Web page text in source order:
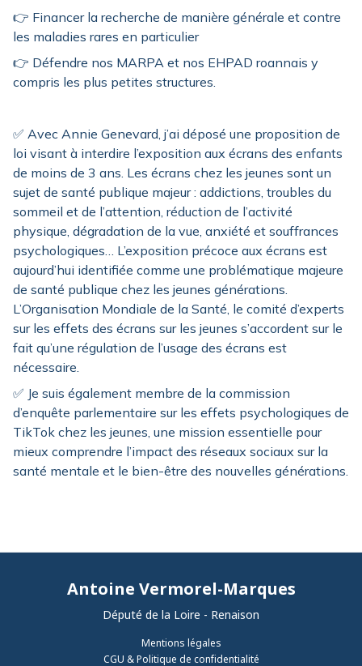
👉 Financer la recherche de manière générale et contre
les maladies rares en particulier
👉 Défendre nos MARPA et nos EHPAD roannais y
compris les plus petites structures.
✅ Avec Annie Genevard, j’ai déposé une proposition de
loi visant à interdire l’exposition aux écrans des enfants
de moins de 3 ans. Les écrans chez les jeunes sont un
sujet de santé publique majeur : addictions, troubles du
sommeil et de l’attention, réduction de l’activité
physique, dégradation de la vue, anxiété et souffrances
psychologiques… L’exposition précoce aux écrans est
aujourd’hui identifiée comme une problématique majeure
de santé publique chez les jeunes générations.
L’Organisation Mondiale de la Santé, le comité d’experts
sur les effets des écrans sur les jeunes s’accordent sur le
fait qu’une régulation de l’usage des écrans est
nécessaire.
✅ Je suis également membre de la commission
d’enquête parlementaire sur les effets psychologiques de
TikTok chez les jeunes, une mission essentielle pour
mieux comprendre l’impact des réseaux sociaux sur la
santé mentale et le bien-être des nouvelles générations.
Antoine Vermorel-Marques
Député de la Loire - Renaison
Mentions légales
CGU & Politique de confidentialité